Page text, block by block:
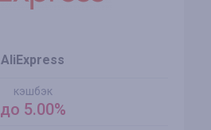
AliExpress
кэшбэк
до 5.00%